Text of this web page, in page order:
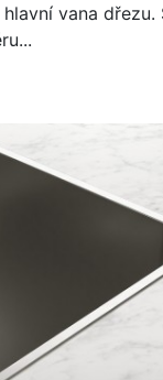
vana dřezu.